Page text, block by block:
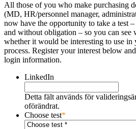
All those of you who make purchasing
(MD, HR/personnel manager,
now have the opportunity to take a test
and without obligation – so you can see
whether it would be interesting to use in
process. Register your interest below
login information.
LinkedIn
Detta fält används för
oförändrat.
Choose test*